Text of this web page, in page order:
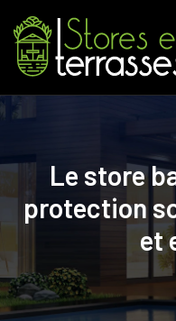
Le store
protection
et